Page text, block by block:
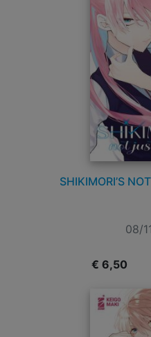
SHIKIMORI’S
08/
€ 6,50